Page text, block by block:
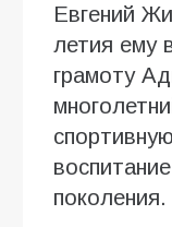
Евгений
летия ему
грамоту
поколения.